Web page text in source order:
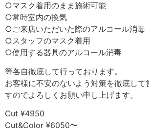
○マスク着用のまま施術可能
○常時室内の換気
○ご来店いただいた際のアルコール消毒
○スタッフのマスク着用
○使用する器具のアルコール消毒
等各自徹底して行っております。
お客様に不安のないよう対策を徹底して
すのでよろしくお願い申し上げます。
Cut ¥4950
Cut&Color ¥6050〜